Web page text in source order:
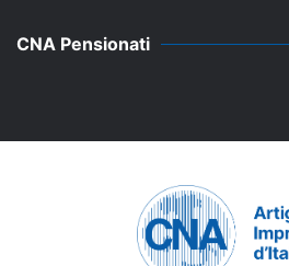
CNA Pensionati